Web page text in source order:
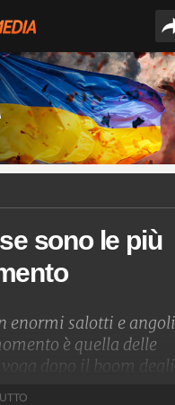
sono le più
enormi salotti e angoli
è quella delle
dopo il boom degli